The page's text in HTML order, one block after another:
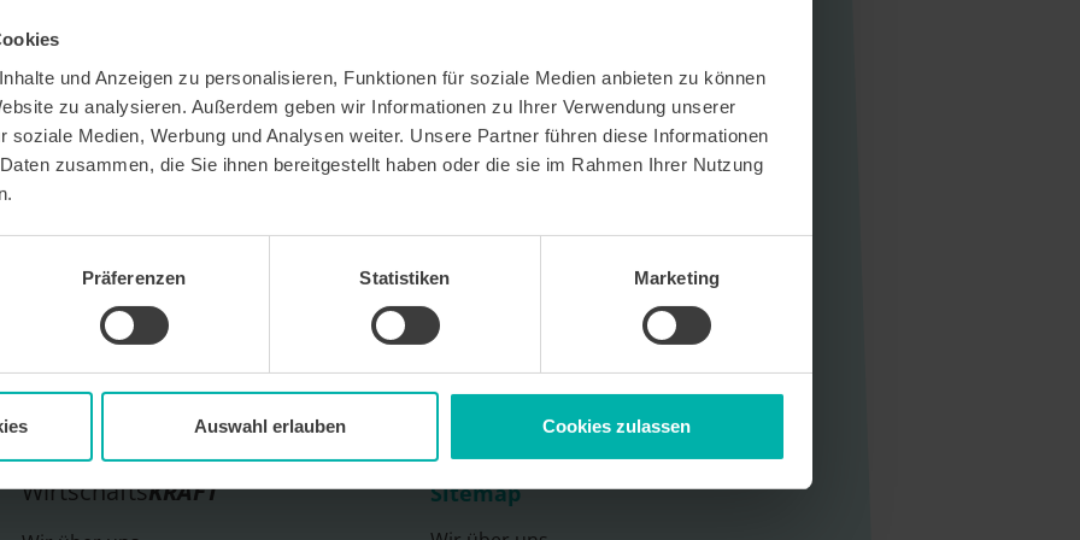
und Anzeigen zu personalisieren, Funktionen für soziale Medien anbieten zu können
zu analysieren. Außerdem geben wir Informationen zu Ihrer Verwendung unserer
soziale Medien, Werbung und Analysen weiter. Unsere Partner führen diese Informationen
zusammen, die Sie ihnen bereitgestellt haben oder die sie im Rahmen Ihrer Nutzung
Präferenzen Statistiken Marketing
Auswahl erlauben Cookies zulassen
Newsletter WirtschaftsKRAFT der INFO -
die Inhalte des Newsletters besser auf meine
ich außerdem zu, hierfür mein
Ich kann meine Einwilligung jederzeit
Newsletter enthaltenen Abmeldelink oder
Meine E-Mail-Adresse wird
genutzt. Detaillierte Informationen zum
WirtschaftsKRAFT Sitemap